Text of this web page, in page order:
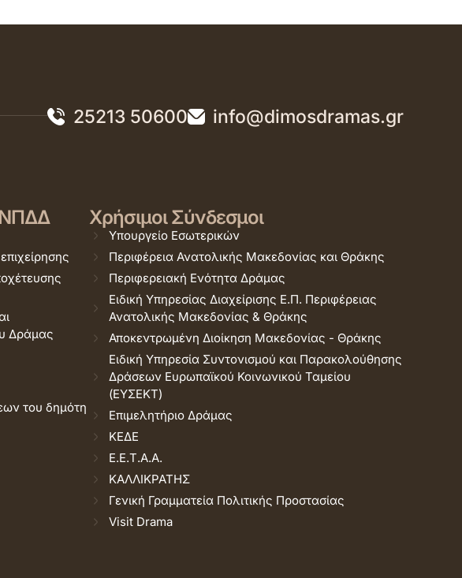
25213 50600 info@dimosdramas.gr
ΝΠΔΔ
Δράμας
του δημότη
Χρήσιμοι Σύνδεσμοι
Υπουργείο Εσωτερικών
Περιφέρεια Ανατολικής Μακεδονίας και Θράκης
Περιφερειακή Ενότητα Δράμας
Ειδική Υπηρεσίας Διαχείρισης Ε.Π. Περιφέρειας
Ανατολικής Μακεδονίας & Θράκης
Αποκεντρωμένη Διοίκηση Μακεδονίας - Θράκης
Ειδική Υπηρεσία Συντονισμού και Παρακολούθησης
Δράσεων Ευρωπαϊκού Κοινωνικού Ταμείου
(ΕΥΣΕΚΤ)
Επιμελητήριο Δράμας
ΚΕΔΕ
Ε.Ε.Τ.Α.Α.
ΚΑΛΛΙΚΡΑΤΗΣ
Γενική Γραμματεία Πολιτικής Προστασίας
Visit Drama